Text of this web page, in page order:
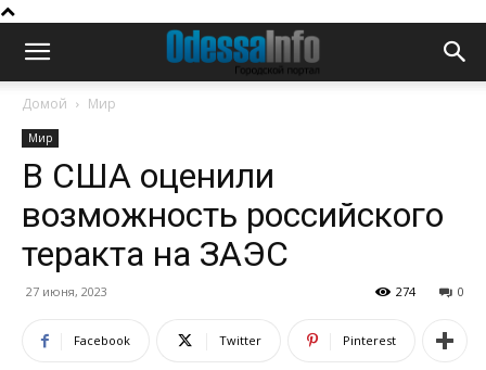
Домой Мир
Мир
В США оценили
возможность российского
теракта на ЗАЭС
27 июня, 2023 0
274
Facebook Twitter Pinterest